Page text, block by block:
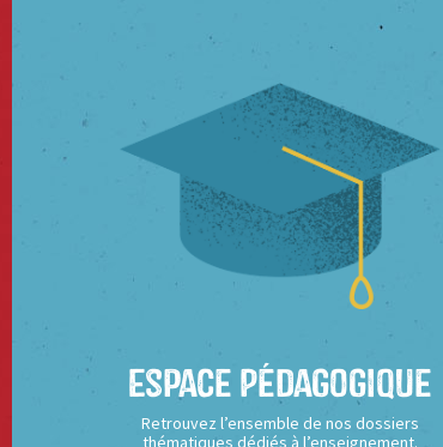
Espace Pédagogique
Retrouvez l’ensemble de nos dossiers
thématiques dédiés à l’enseignement.